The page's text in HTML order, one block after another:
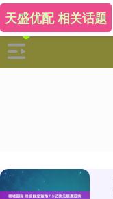
天盛优配 相关话题